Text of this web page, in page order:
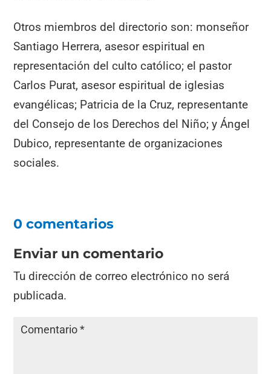
Otros miembros del directorio son: monseñor
Santiago Herrera, asesor espiritual en
representación del culto católico; el pastor
Carlos Purat, asesor espiritual de iglesias
evangélicas; Patricia de la Cruz, representante
del Consejo de los Derechos del Niño; y Ángel
Dubico, representante de organizaciones
sociales.
0 comentarios
Enviar un comentario
Tu dirección de correo electrónico no será
publicada.